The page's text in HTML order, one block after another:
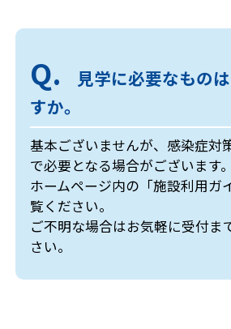
見学に必要なもの
すか。
基本ございませんが、感染症対
で必要となる場合がございます。
ホームページ内の「施設利用ガ
覧ください。
ご不明な場合はお気軽に受付ま
さい。